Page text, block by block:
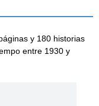
y 180 historias
entre 1930 y